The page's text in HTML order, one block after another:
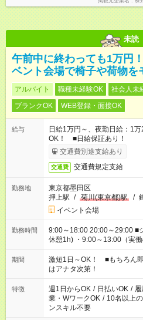
未読
午前中に終わっても1万円
ベント会場で椅子や荷物を
アルバイト 職種未経験OK 社会人未
ブランクOK
WEB登録・面接OK
給与
日給1万円～、夜勤日給：1
OK！ ■日給保証あり！
交通費別途支給あり
交通費 交通費規定支給
勤務地
東京都墨田区
押上駅 / 菊川(東京都)駅 /
イベント会場
勤務時間
9:00～18:00 20:00～29:00 ■シフト例 ・8:00～17:00（実働8h/
休憩1h) ・9:00～13:00（実
1h) ・13:00～17:00（実働
1h) など 作業時間は4h～8hで現場により変動あり！ 早く終わ
っても日給保証！ シフトはお
期間
激短1日～OK！ ■もちろん
はアナタ次第！
特徴 週1日からOK / 日払いOK /
業・WワークOK / 10名以上
ンスキル不要